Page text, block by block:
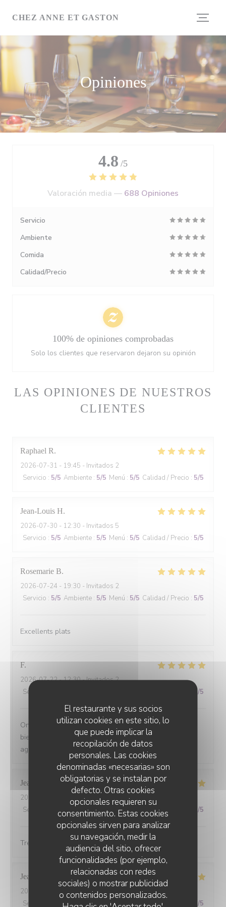
El restaurante y sus socios
utilizan cookies en este sitio, lo
que puede implicar la
recopilación de datos
personales. Las cookies
denominadas «necesarias» son
obligatorias y se instalan por
defecto. Otras cookies
opcionales requieren su
consentimiento. Estas cookies
opcionales sirven para analizar
su navegación, medir la
audiencia del sitio, ofrecer
funcionalidades (por ejemplo,
relacionadas con redes
sociales) o mostrar publicidad
o contenidos personalizados.
CHEZ ANNE ET GASTON
Opiniones
LAS OPINIONES DE NUESTROS
CLIENTES
Raphael R
2026-07-31 - 19:45 - Invitados 2
Servicio : 5/5 Ambiente : 5/5 Menú : 5/5 Calidad / Precio : 5/5
Jean-Louis H
2026-07-30 - 12:30 - Invitados 5
Servicio : 5/5 Ambiente : 5/5 Menú : 5/5 Calidad / Precio : 5/5
Rosemarie B
2026-07-24 - 19:30 - Invitados 2
Servicio : 5/5 Ambiente : 5/5 Menú : 5/5 Calidad / Precio : 5/5
Excellents plats
F
2026-07-22- 12:30 - Invitados 2
Servicio
5/5
On s'est régalé avec le menu du jour. Les plats étaient
bien cuisinés avec des produits de saison et le service
agréable. Le tout pour un prix raisonnable.
Jean-louis
2026-07-10
- 19:30 - Invitados 6
Servicio
/5 Ambiente: 5/5 Menú: 5/5 Calidad / Precio /5
Tres bonne cuisine et accueil exellent.
Jean marc
2026-07-08
- 20:00 - Invitados 3
Servicio
Ambiente:5/5 Menú:5/5 Calidad / Precio /5
4.8 /5
Valoración media — 688 Opiniones
Servicio
Ambiente
Comida
Calidad/Precio
100% de opiniones comprobadas
Solo los clientes que reservaron dejaron su opinión
CHEZ ANNE ET GASTON